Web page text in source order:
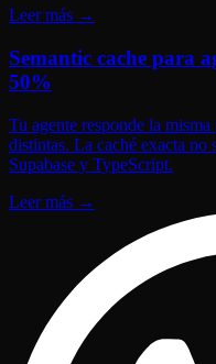
Leer más →
Semantic cache para
50%
Tu agente responde la
distintas. La caché exacta no
Supabase y TypeScript.
Leer más →